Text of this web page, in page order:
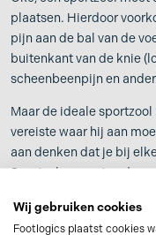
plaatsen. Hierdoor
pijn aan de bal van de
buitenkant van de knie
scheenbeenpijn en
Maar de ideale
vereiste waar hij aan
aan denken dat je bij
Sportzolen moeten dus
materiaal gemaakt zijn.
Daarnaast moet het
Wij gebruiken cookies
Footlogics plaatst cookies